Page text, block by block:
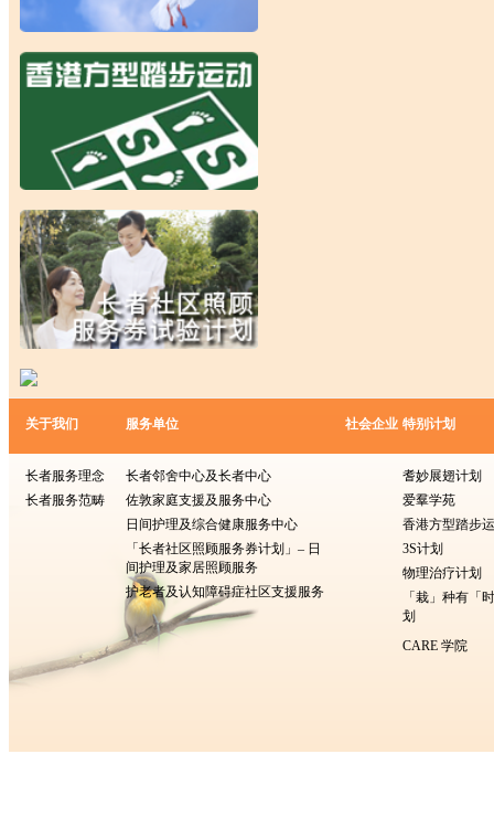
关于我们
长者服务理念
长者服务范畴
服务单位
长者邻舍中心及长者中心
佐敦家庭支援及服务中心
日间护理及综合健康服务中心
「长者社区照顾服务券计划」– 日
间护理及家居照顾服务
护老者及认知障碍症社区支援服务
社会企业 特别计划
耆妙展翅计划
爱羣学苑
香港方型​​踏步
3S计划
物理治疗计划
「栽」种有
划
CARE 学院